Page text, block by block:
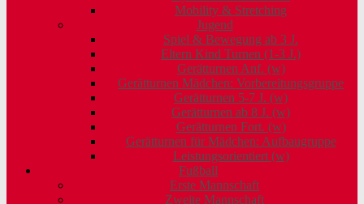
Mobility & Stretching
Jugend
Spiel & Bewegung ab 3 J.
Eltern Kind Turnen (1-3 J.)
Gerätturnen Anf. (w)
Gerätturnen Mädchen: Vorbereitungsgruppe
Gerätturnen 5-7 J. (w)
Gerätturnen ab 8 J. (w)
Gerätturnen Fort. (w)
Gerätturnen für Mädchen: Aufbaugruppe
Leistungsorientiert (w)
Fußball
Erste Mannschaft
Zweite Mannschaft